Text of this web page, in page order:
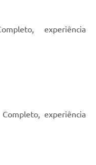
experiência
experiência